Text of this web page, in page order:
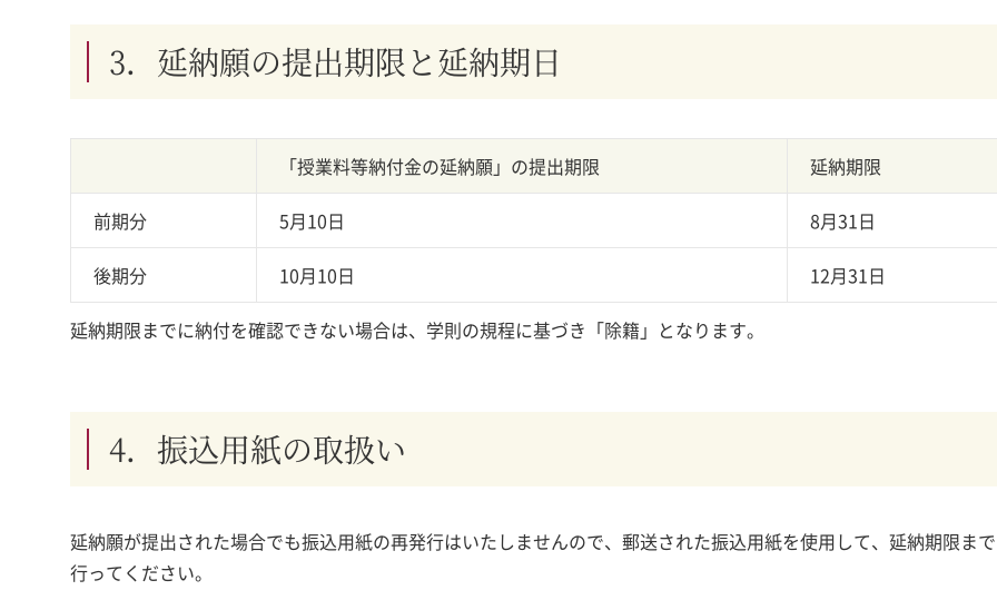
3．延納願の提出期限と延納期日
「授業料等納付金の延納願」の提出期限 延納期限
前期分 5月10日 8月31日
後期分 10月10日 12月31日
延納期限までに納付を確認できない場合は、学則の規程に基づき「除籍」となります。
4．振込用紙の取扱い
延納願が提出された場合でも振込用紙の再発行はいたしませんので、郵送された振込用紙を使用して、延納期限ま
行ってください。